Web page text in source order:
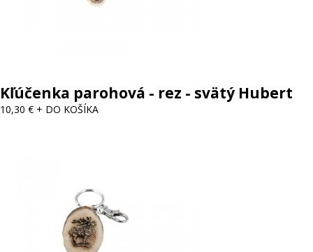
Kľúčenka parohová - rez - svätý Hubert
10,30 € + DO KOŠÍKA